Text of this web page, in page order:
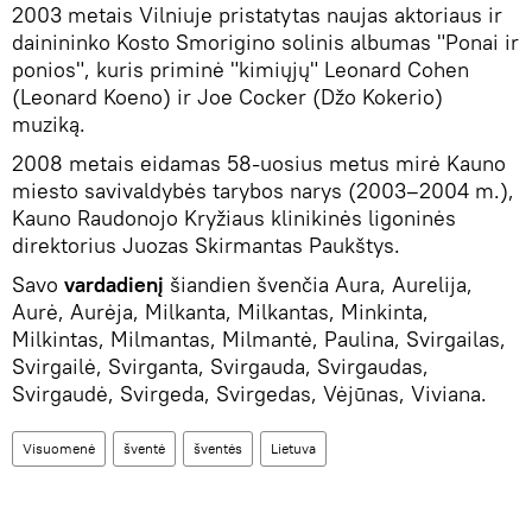
2003 metais Vilniuje pristatytas naujas aktoriaus ir
dainininko Kosto Smorigino solinis albumas "Ponai ir
ponios", kuris priminė "kimiųjų" Leonard Cohen
(Leonard Koeno) ir Joe Cocker (Džo Kokerio)
muziką.
2008 metais eidamas 58-uosius metus mirė Kauno
miesto savivaldybės tarybos narys (2003–2004 m.),
Kauno Raudonojo Kryžiaus klinikinės ligoninės
direktorius Juozas Skirmantas Paukštys.
Savo vardadienį šiandien švenčia Aura, Aurelija,
Aurė, Aurėja, Milkanta, Milkantas, Minkinta,
Milkintas, Milmantas, Milmantė, Paulina, Svirgailas,
Svirgailė, Svirganta, Svirgauda, Svirgaudas,
Svirgaudė, Svirgeda, Svirgedas, Vėjūnas, Viviana.
Visuomenė šventė šventės Lietuva